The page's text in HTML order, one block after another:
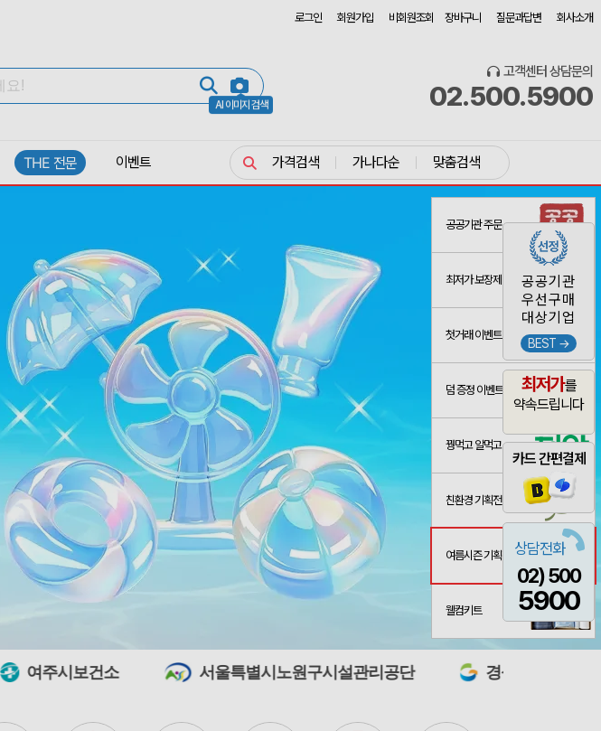
로그인 회원가입 비회원조회 장바구니 질문과답변 회사소개
AI 이미지 검색
고객센터 상담문의
02.500.5900
공공기관
우선구매
대상기업
BEST →
최저가를
약속드립니다
카드 간편결제
상담전화
02) 500
5900
THE 전문 이벤트 가격검색 가나다순 맞춤검색
공공기관 주문
최저가 보장제
첫거래 이벤트
덤 증정 이벤트
꿩먹고 알먹고
친환경 기획전
여름시즌 기획전
웰컴키트
서울특별시노원구시설관리공단 경상북도교육청 영덕도서관
[26년 설]CJ 스마트초이스 L호 서정은 산출완료
접이식 장바구니 포켓가방 3종 1P 08-07
08-07
1200 반달팬시자루부채(원형) (150Ø,160Ø,170Ø,180Ø,190Ø) 이성원 산출완료